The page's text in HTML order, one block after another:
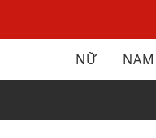
NỮ NAM